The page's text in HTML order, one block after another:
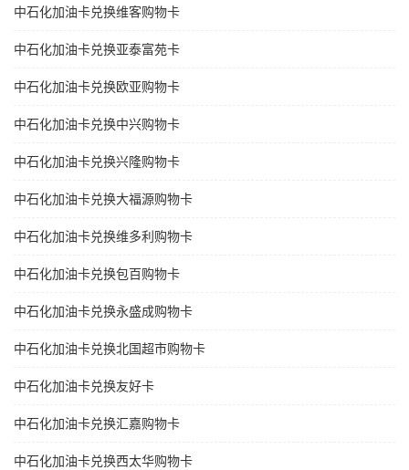
中石化加油卡兑换维客购物卡
中石化加油卡兑换亚泰富苑卡
中石化加油卡兑换欧亚购物卡
中石化加油卡兑换中兴购物卡
中石化加油卡兑换兴隆购物卡
中石化加油卡兑换大福源购物卡
中石化加油卡兑换维多利购物卡
中石化加油卡兑换包百购物卡
中石化加油卡兑换永盛成购物卡
中石化加油卡兑换北国超市购物卡
中石化加油卡兑换友好卡
中石化加油卡兑换汇嘉购物卡
中石化加油卡兑换西太华购物卡